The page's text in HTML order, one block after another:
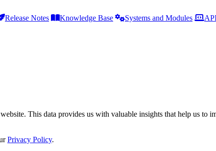
Release Notes Knowledge Base Systems and Modules
This data provides us with valuable insights that help us to
Privacy Policy.